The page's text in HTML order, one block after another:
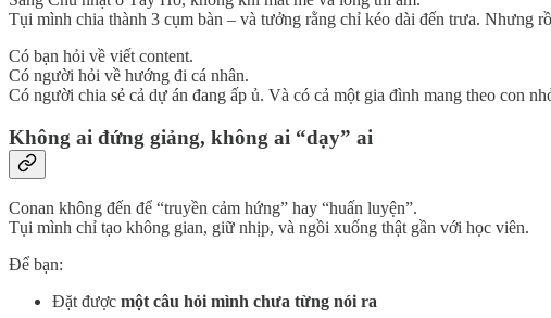
Tụi mình chia thành 3 cụm bàn – và tưởng rằng chỉ kéo dài đến trưa. Nhưng
Có bạn hỏi về viết content.
Có người hỏi về hướng đi cá nhân.
Có người chia sẻ cả dự án đang ấp ủ. Và có cả một gia đình mang theo con
Không ai đứng giảng, không ai “dạy” ai
Conan không đến để “truyền cảm hứng” hay “huấn luyện”.
Tụi mình chỉ tạo không gian, giữ nhịp, và ngồi xuống thật gần với học viên.
Để bạn:
Đặt được một câu hỏi mình chưa từng nói ra